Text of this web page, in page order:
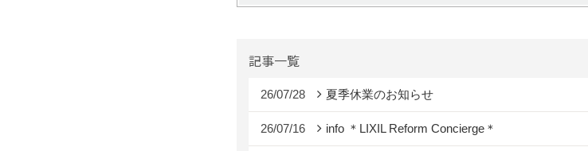
記事一覧
26/07/28 夏季休業のお知らせ
26/07/16 info ＊LIXIL Reform Concierge＊